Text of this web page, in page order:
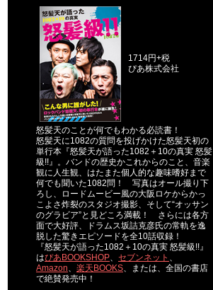
1714円+税
ぴあ株式会社
怒髪天のことが何でもわかる必読書！
怒髪天に1082の質問を投げかけた怒髪天初の
単行本『怒髪天が語った1082＋10の真実 怒髪
級!!』。バンドの歴史かこれからのこと、音楽
観に人生観、はたまた個人的な趣味嗜好まで
何でも聞いた1082問！ 写真はオール撮り下
ろし、ロードムービー風の大阪ロケからかっ
こよさ炸裂のスタジオ撮影、そして“オッサン
のグラビア”と見どころ満載！ さらには各方
面で大好評、ドラムス坂詰克彦氏の常軌を逸
脱した驚きエピソードを全10話収録！
『怒髪天が語った1082＋10の真実 怒髪級!!』
はぴあBOOKSHOP、 セブンネット 、
Amazon、 楽天BOOKS、または、全国の書店
で絶賛発売中！